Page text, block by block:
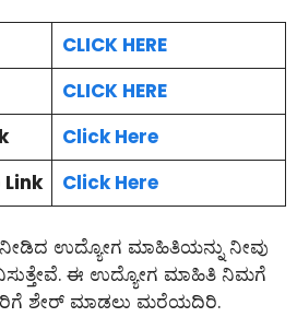
CLICK HERE
CLICK HERE
Click Here
Click Here
ನೀಡಿದ ಉದ್ಯೋಗ ಮಾಹಿತಿಯನ್ನು ನೀವು
ಈ ಉದ್ಯೋಗ ಮಾಹಿತಿ ನಿಮಗೆ
ಶೇರ್ ಮಾಡಲು ಮರೆಯದಿರಿ.